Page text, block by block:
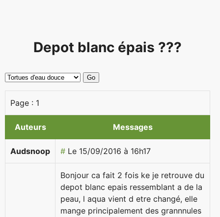
Depot blanc épais ???
Page : 1
Auteurs Messages
Audsnoop # Le 15/09/2016 à 16h17
Bonjour ca fait 2 fois ke je retrouve du
depot blanc epais ressemblant a de la
peau, l aqua vient d etre changé, elle
mange principalement des grannnules